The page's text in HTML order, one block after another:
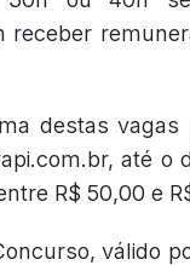
destas
até o
R$ 50,00 e
válido